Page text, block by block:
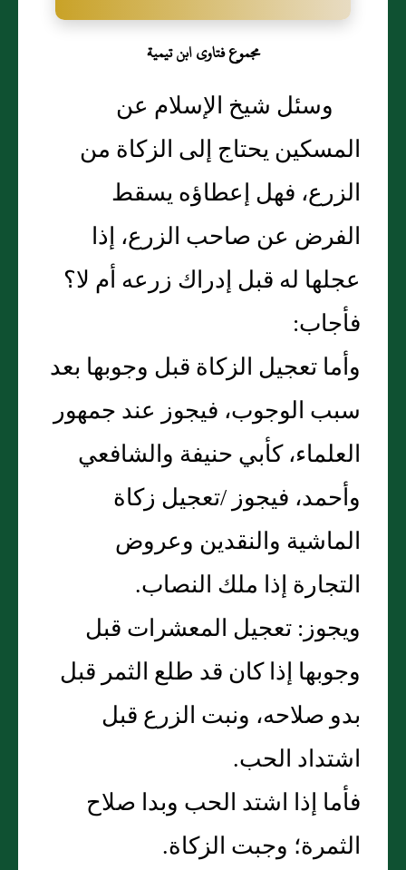
مجموع فتاوى ابن تيمية
وسئل شيخ الإسلام عن
المسكين يحتاج إلى الزكاة من
الزرع، فهل إعطاؤه يسقط
الفرض عن صاحب الزرع، إذا
عجلها له قبل إدراك زرعه أم لا‏؟‏
فأجاب‏:‏
وأما تعجيل الزكاة قبل وجوبها بعد
سبب الوجوب، فيجوز عند جمهور
العلماء، كأبي حنيفة والشافعي
وأحمد، فيجوز /تعجيل زكاة
الماشية والنقدين وعروض
التجارة إذا ملك النصاب‏.‏
ويجوز‏:‏ تعجيل المعشرات قبل
وجوبها إذا كان قد طلع الثمر قبل
بدو صلاحه، ونبت الزرع قبل
اشتداد الحب‏.‏
فأما إذا اشتد الحب وبدا صلاح
الثمرة؛ وجبت الزكاة‏.‏